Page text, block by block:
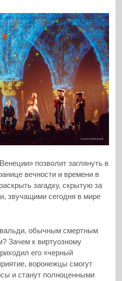
позволит заглянуть в
вечности и времени в
загадку, скрытую за
звучащими сегодня в мире
обычным смертным
Зачем к виртуозному
его «черный
воронежцы смогут
и станут полноценными